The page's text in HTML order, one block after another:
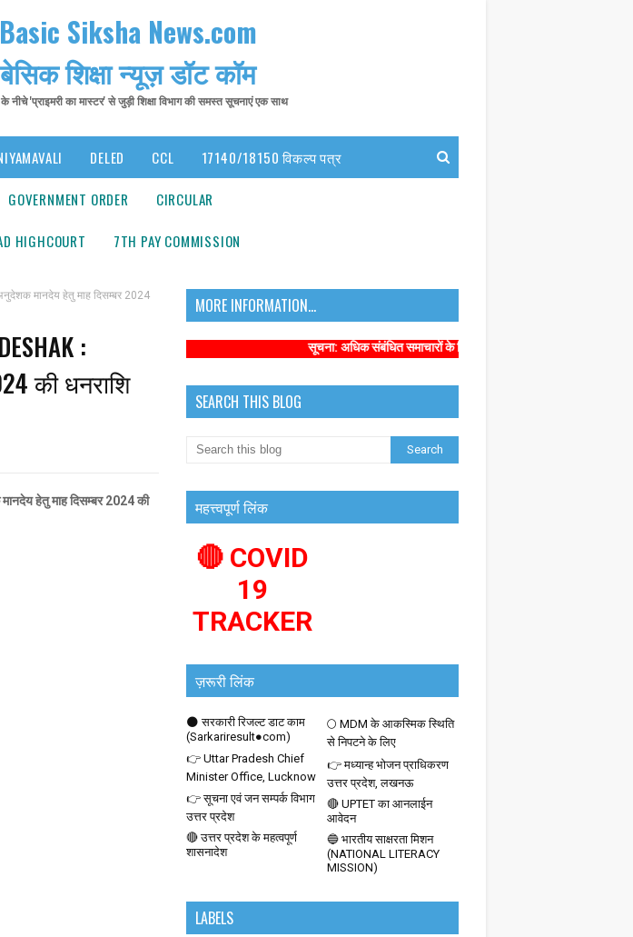
Basic Siksha News.com
बेसिक शिक्षा न्यूज़ डॉट कॉम
नीचे 'प्राइमरी का मास्टर' से जुड़ी शिक्षा विभाग की समस्त सूचनाएं एक साथ
DELED CCL 17140/18150 विकल्प पत्र
GOVERNMENT ORDER CIRCULAR
HIGHCOURT 7TH PAY COMMISSION
मानदेय हेतु माह दिसम्बर 2024
:
की धनराशि
हेतु माह दिसम्बर 2024 की
MORE INFORMATION...
सूचना: अधिक संबंधित समाचारों के लिए कृपया https://
SEARCH THIS BLOG
महत्त्वपूर्ण लिंक
🔴 COVID
19
TRACKER
ज़रूरी लिंक
🌑 सरकारी रिजल्ट डाट काम
(Sarkariresult●com)
🌕 MDM के आकस्मिक स्थिति
से निपटने के लिए
👉 Uttar Pradesh Chief
Minister Office, Lucknow
👉 मध्यान्ह भोजन प्राधिकरण
उत्तर प्रदेश, लखनऊ
👉 सूचना एवं जन सम्पर्क विभाग
उत्तर प्रदेश
🔴 UPTET का आनलाईन
आवेदन
🔴 उत्तर प्रदेश के महत्वपूर्ण
शासनादेश
🔵 भारतीय साक्षरता मिशन
(NATIONAL LITERACY
MISSION)
LABELS